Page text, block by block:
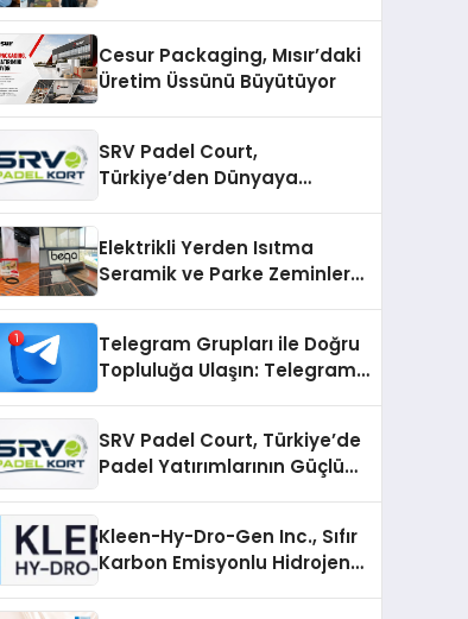
Cesur Packaging, Mısır’daki
Üretim Üssünü Büyütüyor
SRV Padel Court,
Türkiye’den Dünyaya
Elektrikli Yerden Isıtma
Seramik ve Parke Zeminler
Telegram Grupları ile Doğru
Topluluğa Ulaşın: Telegram
SRV Padel Court, Türkiye’de
Padel Yatırımlarının Güçlü
Kleen-Hy-Dro-Gen Inc., Sıfır
Karbon Emisyonlu Hidrojen